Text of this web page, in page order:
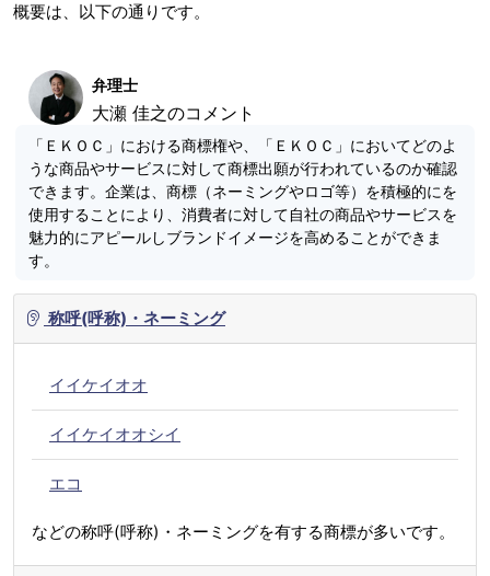
概要は、以下の通りです。
弁理士
大瀬 佳之のコメント
「ＥＫＯＣ」における商標権や、「ＥＫＯＣ」においてどのよ
うな商品やサービスに対して商標出願が行われているのか確認
できます。企業は、商標（ネーミングやロゴ等）を積極的にを
使用することにより、消費者に対して自社の商品やサービスを
魅力的にアピールしブランドイメージを高めることができま
す。
称呼(呼称)・ネーミング
イイケイオオ
イイケイオオシイ
エコ
などの称呼(呼称)・ネーミングを有する商標が多いです。